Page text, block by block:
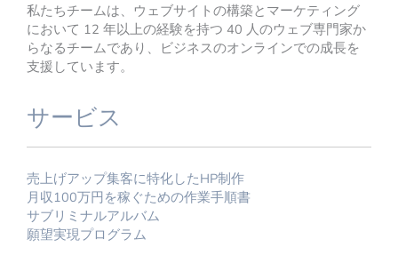
私たちチームは、ウェブサイトの構築とマーケティング
において 12 年以上の経験を持つ 40 人のウェブ専門家か
らなるチームであり、ビジネスのオンラインでの成長を
支援しています。
サービス
売上げアップ集客に特化したHP制作
月収100万円を稼ぐための作業手順書
サブリミナルアルバム
願望実現プログラム